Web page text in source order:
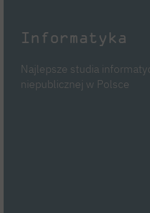
Informatyka
Najlepsze studia
niepublicznej w Polsce